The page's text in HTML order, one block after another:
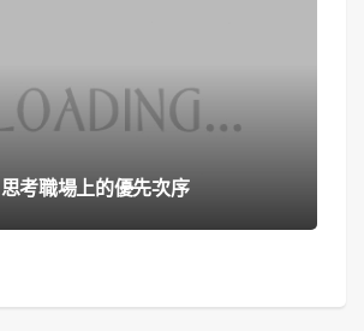
思考職場上的優先次序